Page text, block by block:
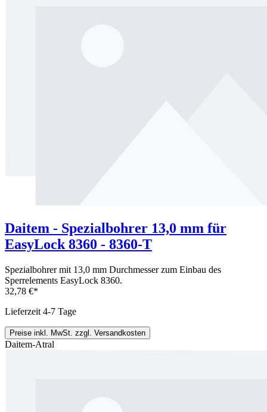
Daitem - Spezialbohrer 13,0 mm für
EasyLock 8360 - 8360-T
Spezialbohrer mit 13,0 mm Durchmesser zum Einbau des
Sperrelements EasyLock 8360.
32,78 €*
Lieferzeit 4-7 Tage
Preise inkl. MwSt. zzgl. Versandkosten
Daitem-Atral